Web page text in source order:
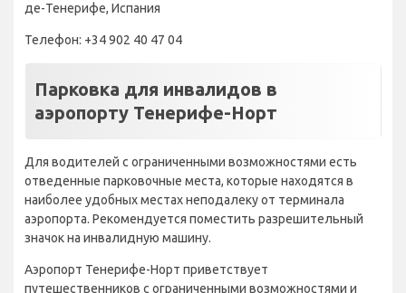
де-Тенерифе, Испания
Телефон: +34 902 40 47 04
Парковка для инвалидов в
аэропорту Тенерифе-Норт
Для водителей с ограниченными возможностями есть
отведенные парковочные места, которые находятся в
наиболее удобных местах неподалеку от терминала
аэропорта. Рекомендуется поместить разрешительный
значок на инвалидную машину.
Аэропорт Тенерифе-Норт приветствует
путешественников с ограниченными возможностями и